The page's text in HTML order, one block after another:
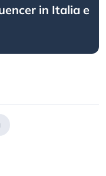
in Italia e